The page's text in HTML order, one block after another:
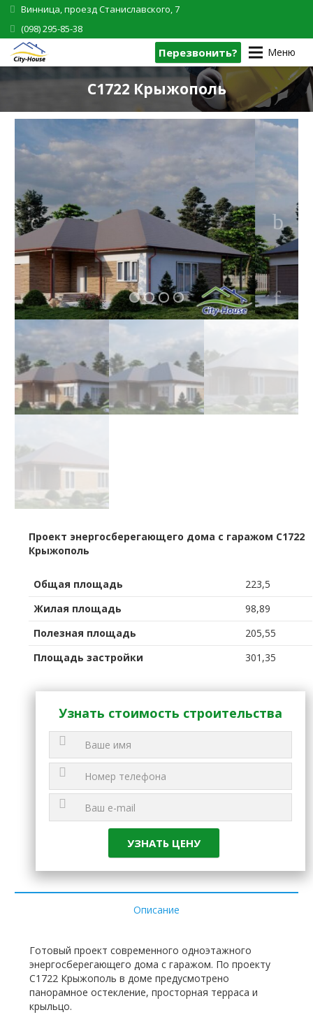
Винница, проезд Станиславского, 7
(098) 295-85-38
Перезвонить? Меню
C1722 Крыжополь
1 2 3 4
Проект энергосберегающего дома с гаражом C1722
Крыжополь
Общая площадь
223,5
Жилая площадь
98,89
Полезная площадь
205,55
Площадь застройки
301,35
Узнать стоимость строительства
Описание
Готовый проект современного одноэтажного
энергосберегающего дома с гаражом. По проекту
C1722 Крыжополь в доме предусмотрено
панорамное остекление, просторная терраса и
крыльцо.